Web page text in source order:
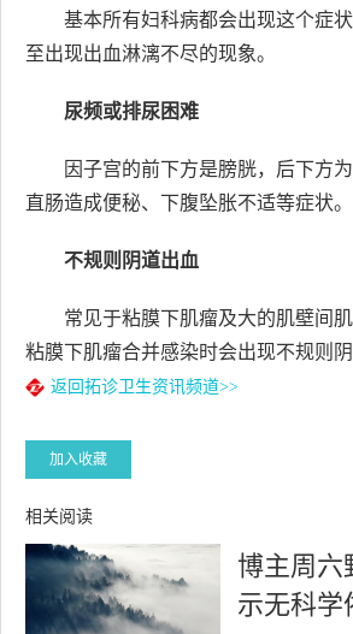
基本所有妇科病都会出现这个症
至出现出血淋漓不尽的现象。
尿频或排尿困难
因子宫的前下方是膀胱，后下方
直肠造成便秘、下腹坠胀不适等症状
不规则阴道出血
常见于粘膜下肌瘤及大的肌壁间
粘膜下肌瘤合并感染时会出现不规则
返回拓诊卫生资讯频道>>
加入收藏
相关阅读
博主周六
示无科学